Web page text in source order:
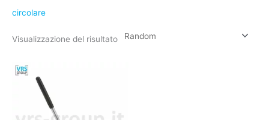
circolare
Visualizzazione del risultato